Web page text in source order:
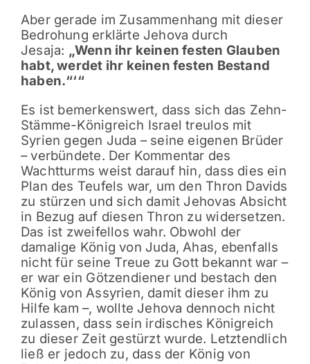
Aber gerade im Zusammenhang mit dieser
Bedrohung erklärte Jehova durch
Jesaja: „Wenn ihr keinen festen Glauben
habt, werdet ihr keinen festen Bestand
haben.“‘“
Es ist bemerkenswert, dass sich das Zehn-
Stämme-Königreich Israel treulos mit
Syrien gegen Juda – seine eigenen Brüder
– verbündete. Der Kommentar des
Wachtturms weist darauf hin, dass dies ein
Plan des Teufels war, um den Thron Davids
zu stürzen und sich damit Jehovas Absicht
in Bezug auf diesen Thron zu widersetzen.
Das ist zweifellos wahr. Obwohl der
damalige König von Juda, Ahas, ebenfalls
nicht für seine Treue zu Gott bekannt war –
er war ein Götzendiener und bestach den
König von Assyrien, damit dieser ihm zu
Hilfe kam –, wollte Jehova dennoch nicht
zulassen, dass sein irdisches Königreich
zu dieser Zeit gestürzt wurde. Letztendlich
ließ er jedoch zu, dass der König von